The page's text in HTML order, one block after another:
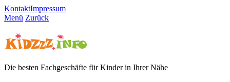
KontaktImpressum
Menü Zurück
Die besten Fachgeschäfte für Kinder in Ihrer Nähe